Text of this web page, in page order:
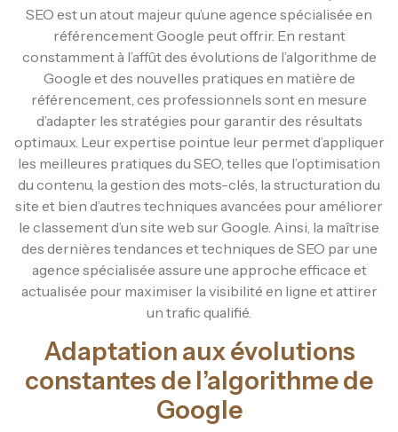
SEO est un atout majeur qu’une agence spécialisée en
référencement Google peut offrir. En restant
constamment à l’affût des évolutions de l’algorithme de
Google et des nouvelles pratiques en matière de
référencement, ces professionnels sont en mesure
d’adapter les stratégies pour garantir des résultats
optimaux. Leur expertise pointue leur permet d’appliquer
les meilleures pratiques du SEO, telles que l’optimisation
du contenu, la gestion des mots-clés, la structuration du
site et bien d’autres techniques avancées pour améliorer
le classement d’un site web sur Google. Ainsi, la maîtrise
des dernières tendances et techniques de SEO par une
agence spécialisée assure une approche efficace et
actualisée pour maximiser la visibilité en ligne et attirer
un trafic qualifié.
Adaptation aux évolutions
constantes de l’algorithme de
Google